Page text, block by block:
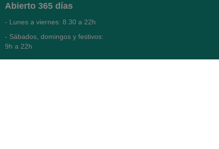
Abierto 365 días
- Lunes a viernes: 8.30 a 22h
- Sábados, domingos y festivos:
9h a 22h